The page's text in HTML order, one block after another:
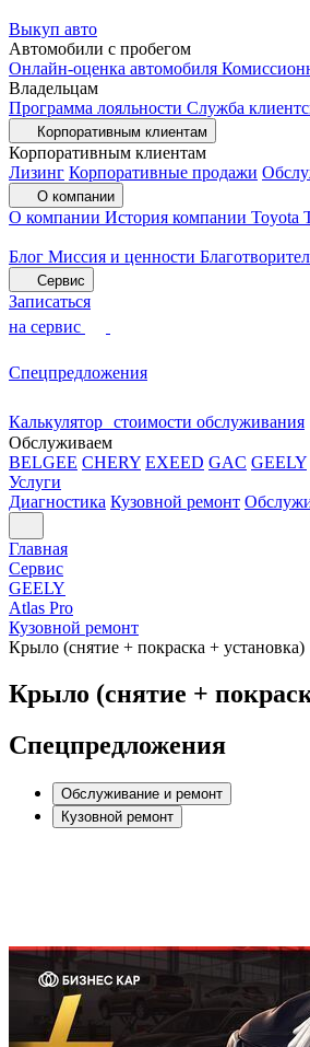
Выкуп авто
Автомобили с пробегом
Онлайн-оценка автомобиля
Владельцам
Программа лояльности Служба
Корпоративным клиентам
Корпоративным клиентам
Лизинг Корпоративные продажи
О компании
О компании История компании Toyota
Блог Миссия и ценности
Сервис
Записаться
на сервис
Спецпредложения
Калькулятор стоимости обслуживания
Обслуживаем
BELGEE CHERY EXEED GAC GEELY
Услуги
Диагностика Кузовной ремонт
Главная
Сервис
GEELY
Atlas Pro
Кузовной ремонт
Крыло (снятие + покраска + установка)
Крыло (снятие +
Спецпредложения
Обслуживание и ремонт
Кузовной ремонт